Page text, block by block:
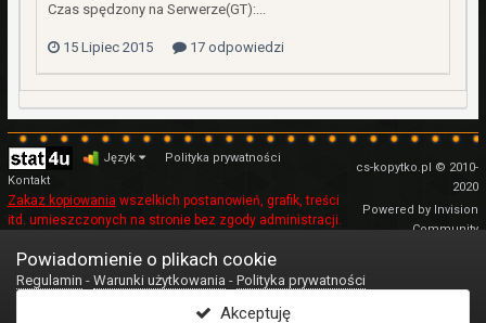
Czas spędzony na Serwerze(GT):...
15 Lipiec 2015 17 odpowiedzi
Język
Polityka prywatności
Kontakt
Zakaz kopiowania wszelkich postanowień, grafik, treści
itd. umieszczonych na stronie bez zgody administracji.
cs-kopytko.pl © 2010-
2020
Powered by Invision
Community
Powiadomienie o plikach cookie
Regulamin - Warunki użytkowania - Polityka prywatności
Akceptuję